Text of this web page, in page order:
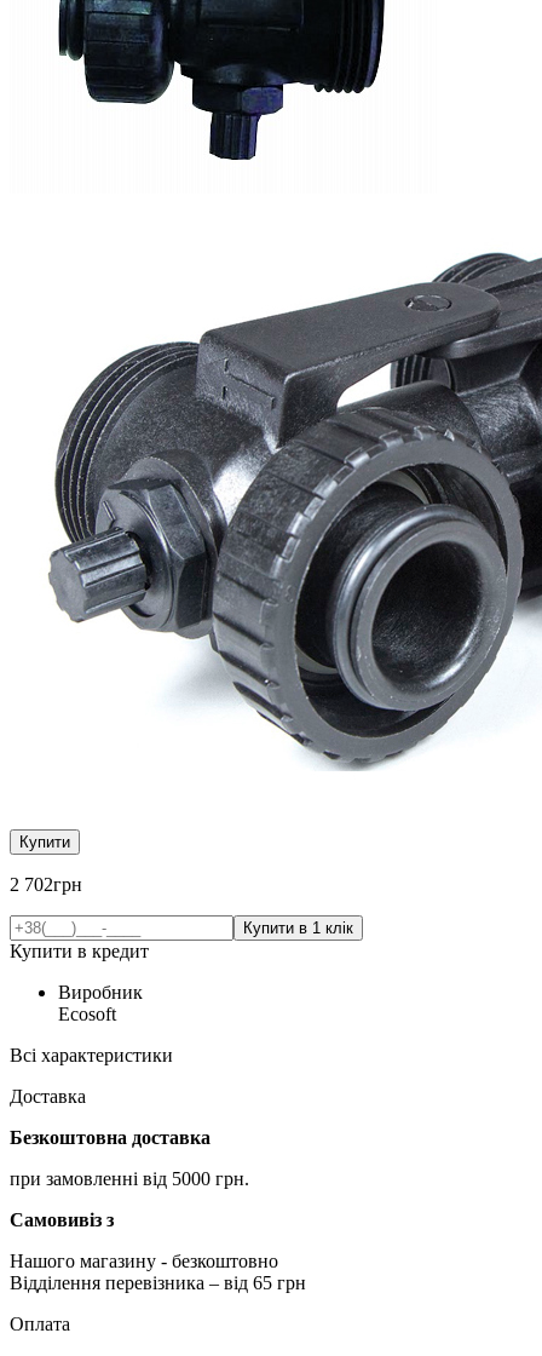
Купити
2 702грн
Купити в кредит
Виробник
Ecosoft
Всі характеристики
Доставка
Безкоштовна доставка
при замовленні від 5000 грн.
Самовивіз з
Нашого магазину - безкоштовно
Відділення перевізника – від 65 грн
Оплата